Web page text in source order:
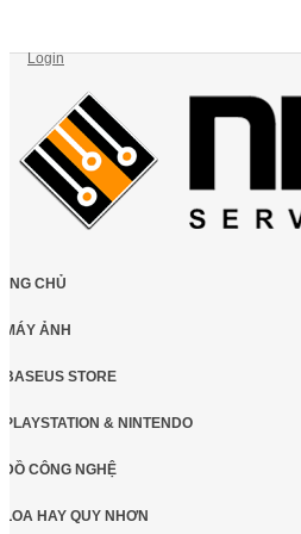
Login
CHỦ
MÁY ẢNH
BASEUS STORE
PLAYSTATION & NINTENDO
ĐỒ CÔNG NGHỆ
LOA HAY QUY NHƠN